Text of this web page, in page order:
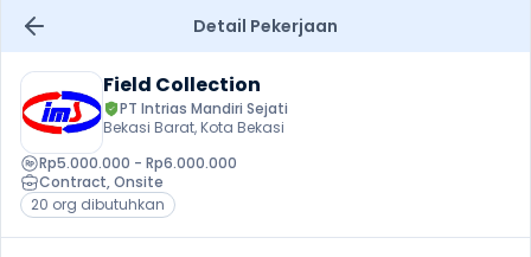
Detail Pekerjaan
Field Collection
PT Intrias Mandiri Sejati
Bekasi Barat, Kota Bekasi
Rp5.000.000 - Rp6.000.000
Contract, Onsite
20 org dibutuhkan